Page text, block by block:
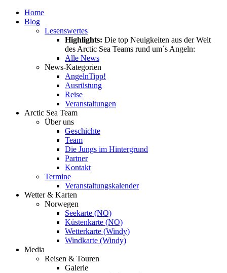
Home
Blog
Lesenswertes
Highlights: Die top Neuigkeiten aus der Welt
des Arctic Sea Teams rund um´s Angeln:
Alle News
News-Kategorien
AngelnTipp!
Ausrüstung
Reise
Veranstaltungen
Arctic Sea Team
Über uns
Geschichte
Team
Die Jungs im Hintergrund
Partner
Kontakt
Termine
Veranstaltungskalender
Wetter & Karten
Norwegen
Seekarte (NO)
Küstenkarte (NO)
Wetterkarte (Windy)
Windkarte (Windy)
Media
Reisen & Touren
Galerie